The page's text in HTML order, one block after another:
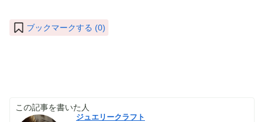
ブックマークする (0)
この記事を書いた人
ジュエリークラフト